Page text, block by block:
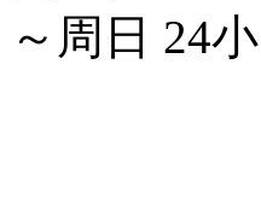
～周日 24